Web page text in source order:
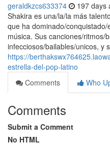
geraldkzcs633374 197 days
Shakira es una/la/la más
que ha dominado/
música. Sus canciones/ritmos/
infecciosos/bailables/unicos, y
https://
estrella-del-pop-latino
Comments
Who
Comments
Submit a Comment
No HTML